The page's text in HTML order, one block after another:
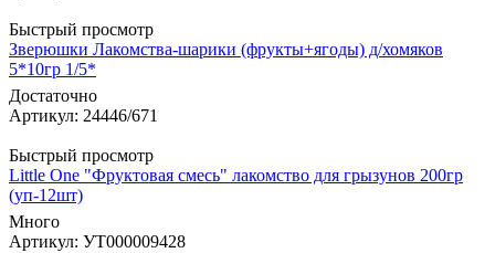
Быстрый просмотр
Зверюшки Лакомства-шарики (фрукты+ягоды) д/хомяков
5*10гр 1/5*
Достаточно
Артикул: 24446/671
Быстрый просмотр
Little One "Фруктовая смесь" лакомство для грызунов 200гр
(уп-12шт)
Много
Артикул: УТ000009428